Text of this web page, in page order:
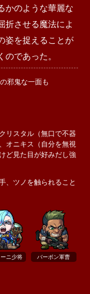
かのような華麗な
折させる魔法によ
姿を捉えることが
であった。
邪鬼な一面も
リスタル（無口で不器
オニキス（自分を無視
ど見た目が好みだし強
、ツノを触られること
ニ少将 バーボン軍曹